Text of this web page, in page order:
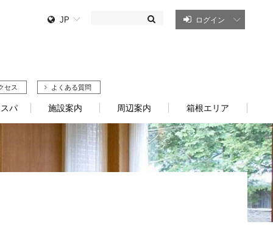
JP ログイン
セス よくある質問
パ 施設案内 周辺案内 箱根エリア